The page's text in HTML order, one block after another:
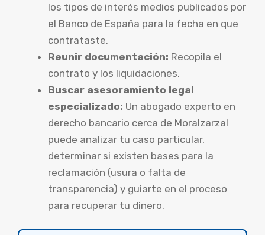
los tipos de interés medios publicados por
el Banco de España para la fecha en que
contrataste.
Reunir documentación: Recopila el
contrato y los liquidaciones.
Buscar asesoramiento legal
especializado: Un abogado experto en
derecho bancario cerca de Moralzarzal
puede analizar tu caso particular,
determinar si existen bases para la
reclamación (usura o falta de
transparencia) y guiarte en el proceso
para recuperar tu dinero.